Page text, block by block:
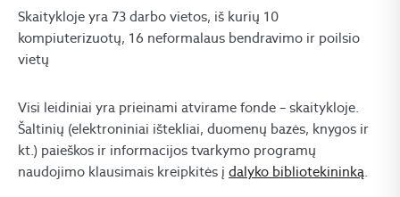
Skaitykloje yra 73 darbo vietos, iš kurių 10
kompiuterizuotų, 16 neformalaus bendravimo ir poilsio
vietų
Visi leidiniai yra prieinami atvirame fonde – skaitykloje.
Šaltinių (elektroniniai ištekliai, duomenų bazės, knygos ir
kt.) paieškos ir informacijos tvarkymo programų
naudojimo klausimais kreipkitės į dalyko bibliotekininką.